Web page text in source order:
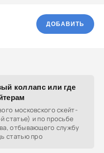
ДОБАВИТЬ
коллапс или где
московского скейт-
статье) и по просьбе
отбывающего службу
статью про